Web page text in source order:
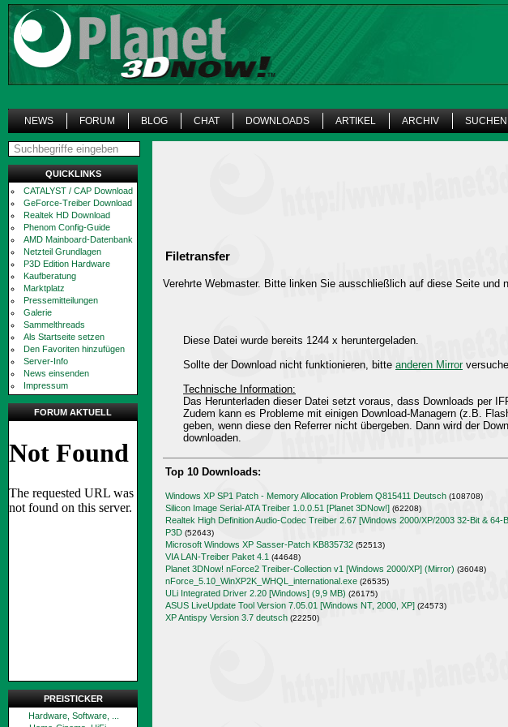
NEWS FORUM BLOG CHAT DOWNLOADS ARTIKEL ARCHIV SUCHEN
QUICKLINKS
CATALYST / CAP Download
GeForce-Treiber Download
Realtek HD Download
Phenom Config-Guide
AMD Mainboard-Datenbank
Netzteil Grundlagen
P3D Edition Hardware
Kaufberatung
Marktplatz
Pressemitteilungen
Galerie
Sammelthreads
Als Startseite setzen
Den Favoriten hinzufügen
Server-Info
News einsenden
Impressum
FORUM AKTUELL
PREISTICKER
Hardware, Software, ...
Filetransfer
Verehrte Webmaster. Bitte linken Sie ausschließlich auf diese Seite und
Diese Datei wurde bereits 1244 x heruntergeladen.
Sollte der Download nicht funktionieren, bitte anderen Mirror
Technische Information:
Das Herunterladen dieser Datei setzt voraus, dass Downloads per
Zudem kann es Probleme mit einigen Download-Managern (z.B.
geben, wenn diese den Referrer nicht übergeben. Dann wird der
downloaden.
Top 10 Downloads:
Windows XP SP1 Patch - Memory Allocation Problem Q815411 Deutsch (108708)
Silicon Image Serial-ATA Treiber 1.0.0.51 [Planet 3DNow!] (62208)
Realtek High Definition Audio-Codec Treiber 2.67 [Windows 2000/XP/2003 32-Bit & 64-
P3D (52643)
Microsoft Windows XP Sasser-Patch KB835732 (52513)
VIA LAN-Treiber Paket 4.1 (44648)
Planet 3DNow! nForce2 Treiber-Collection v1 [Windows 2000/XP] (Mirror) (36048)
nForce_5.10_WinXP2K_WHQL_international.exe (26535)
ULi Integrated Driver 2.20 [Windows] (9,9 MB) (26175)
ASUS LiveUpdate Tool Version 7.05.01 [Windows NT, 2000, XP] (24573)
XP Antispy Version 3.7 deutsch (22250)